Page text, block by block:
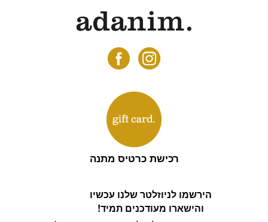
הירשמו לניוזלטר שלנו עכשיו
והישארו מעודכנים תמיד!
רכישת כרטיס מתנה